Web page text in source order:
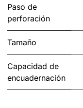
Paso de
perforación
Tamaño
Capacidad de
encuadernación